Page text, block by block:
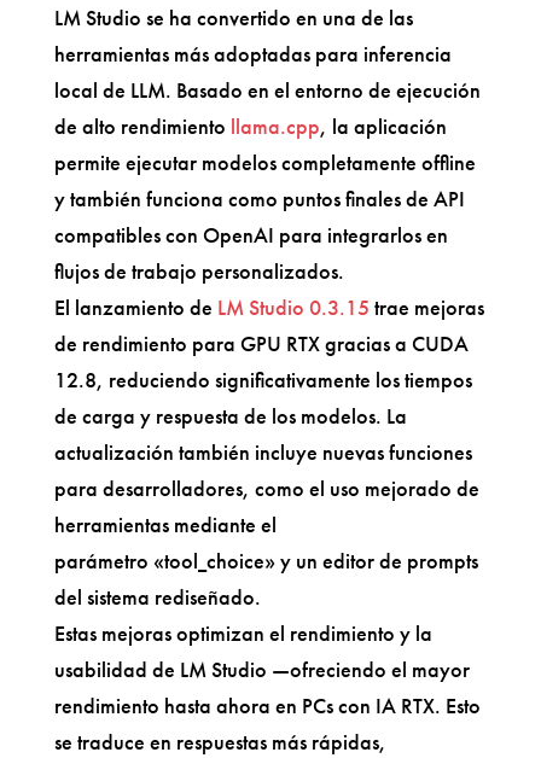
LM Studio se ha convertido en una de las
herramientas más adoptadas para inferencia
local de LLM. Basado en el entorno de ejecución
de alto rendimiento llama.cpp, la aplicación
permite ejecutar modelos completamente offline
y también funciona como puntos finales de API
compatibles con OpenAI para integrarlos en
flujos de trabajo personalizados.
El lanzamiento de LM Studio 0.3.15 trae mejoras
de rendimiento para GPU RTX gracias a CUDA
12.8, reduciendo significativamente los tiempos
de carga y respuesta de los modelos. La
actualización también incluye nuevas funciones
para desarrolladores, como el uso mejorado de
herramientas mediante el
parámetro «tool_choice» y un editor de prompts
del sistema rediseñado.
Estas mejoras optimizan el rendimiento y la
usabilidad de LM Studio —ofreciendo el mayor
rendimiento hasta ahora en PCs con IA RTX. Esto
se traduce en respuestas más rápidas,